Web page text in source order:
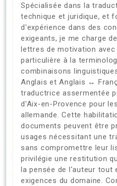
Spécialisée dans la
technique et juridique, et
d'expérience dans des
exigeants, je me charge
lettres de motivation
particulière à la
combinaisons
Anglais et Anglais ↔
traductrice assermentée
d'Aix-en-Provence pour
allemande. Cette
documents peuvent être
usages nécessitant une
sans compromettre leur
privilégie une restitution
la pensée de l'auteur tout
exigences du domaine.